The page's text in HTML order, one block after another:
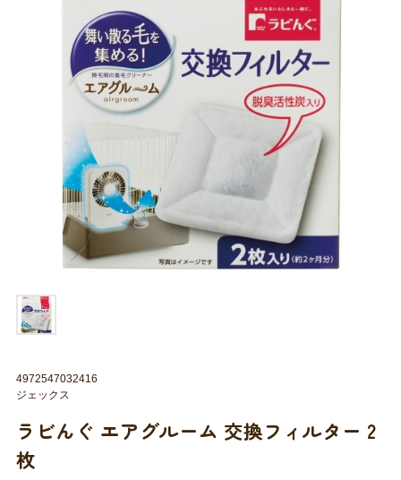
ラビんぐ エアグルーム 交換フィルター 2
枚
4972547032416
ジェックス